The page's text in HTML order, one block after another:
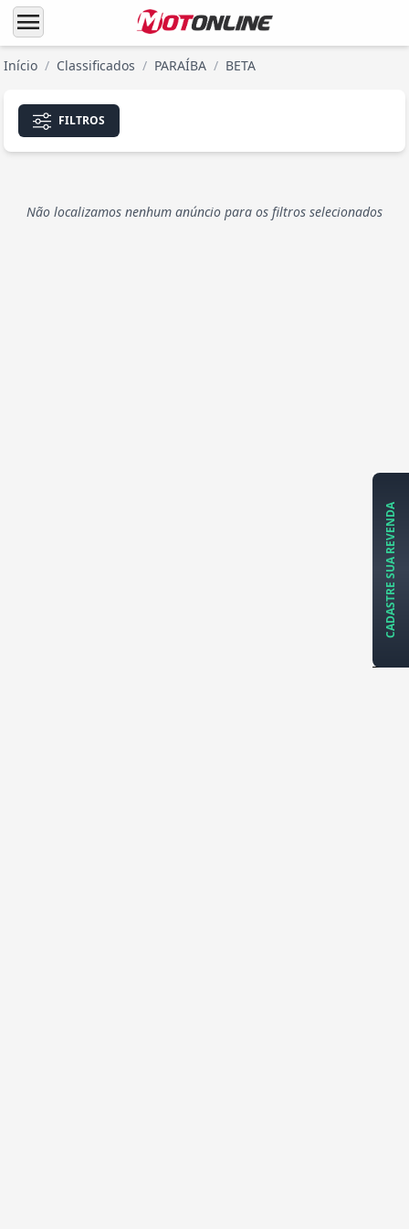
menu
Início / Classificados / PARAÍBA / BETA
FILTROS
Não localizamos nenhum anúncio para os filtros selecionados
CADASTRE SUA REVENDA